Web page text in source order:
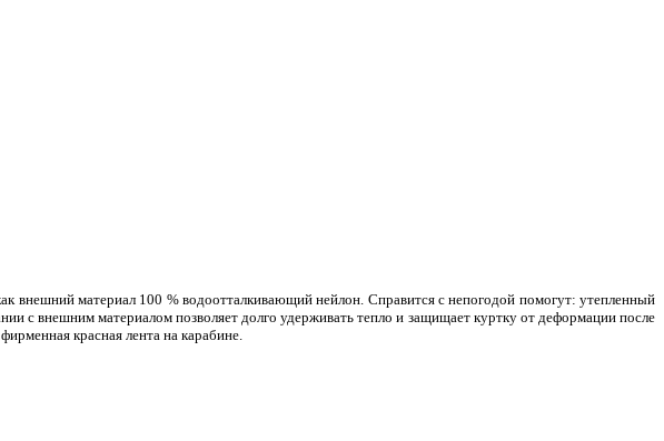
внешний материал 100 % водоотталкивающий нейлон. Справится с непогодой помогут: утепленный
с внешним материалом позволяет долго удерживать тепло и защищает куртку от деформации после
красная лента на карабине.